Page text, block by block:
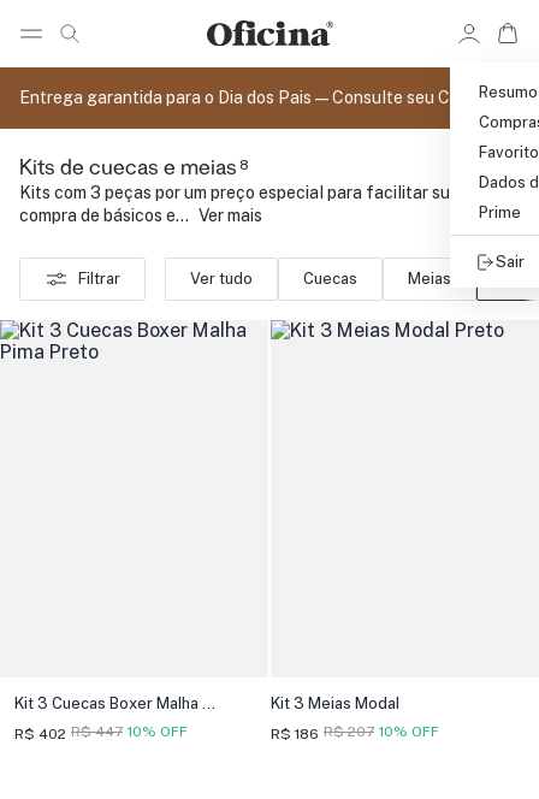
Ir para pagina de pesquisa
Resumo
Dados
Prime
Sair
Ir
Entrega garantida para o Dia dos Pais — Consulte seu CEP
Kits de cuecas e meias 8
Kits com 3 peças por um preço especial para facilitar sua
compra de básicos e... Ver mais
Filtrar Ver tudo Cuecas Meias
R$ 402 10% OFF
R$ 447
Kit 3 Meias Modal
R$ 186 10% OFF
R$ 207